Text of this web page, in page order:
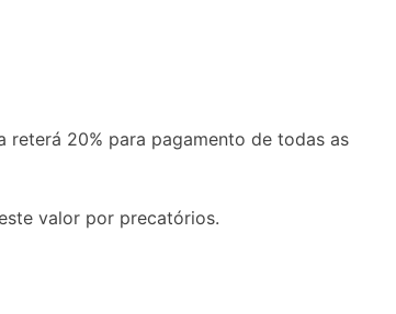
20% para pagamento de todas as
valor por precatórios.